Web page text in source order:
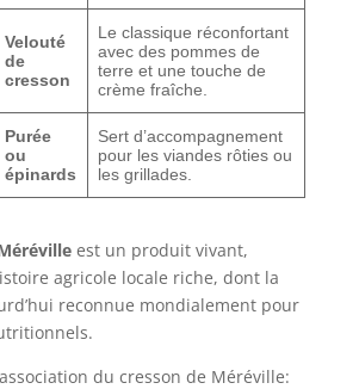
Velouté
de
cresson
Le classique réconfortant
avec des pommes de
terre et une touche de
crème fraîche.
Purée
ou
épinards
Sert d’accompagnement
pour les viandes rôties ou
les grillades.
est un produit vivant,
agricole locale riche, dont la
reconnue mondialement pour
du cresson de Méréville: